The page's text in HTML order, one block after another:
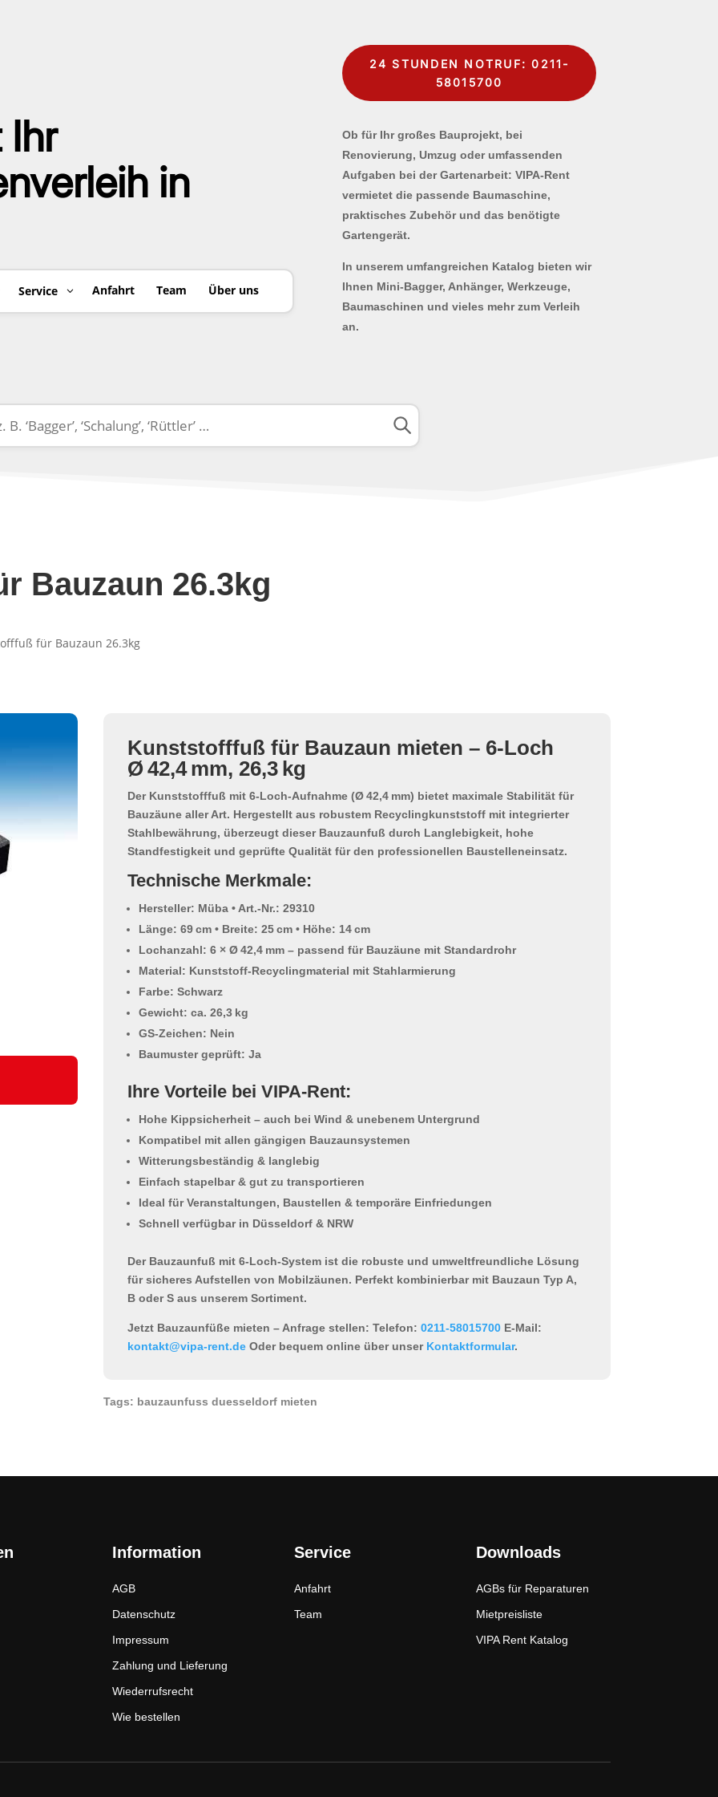
Ihr
in
Service Anfahrt Team Über uns
24 STUNDEN NOTRUF: 0211-
58015700
Ob für Ihr großes Bauprojekt, bei
Renovierung, Umzug oder umfassenden
Aufgaben bei der Gartenarbeit: VIPA-Rent
vermietet die passende Baumaschine,
praktisches Zubehör und das benötigte
Gartengerät.
In unserem umfangreichen Katalog bieten wir
Ihnen Mini-Bagger, Anhänger, Werkzeuge,
Baumaschinen und vieles mehr zum Verleih
an.
Bauzaun 26.3kg
für Bauzaun 26.3kg
Kunststofffuß für Bauzaun mieten – 6-Loch
Ø 42,4 mm, 26,3 kg
Der Kunststofffuß mit 6-Loch-Aufnahme (Ø 42,4 mm) bietet maximale Stabilität für
Bauzäune aller Art. Hergestellt aus robustem Recyclingkunststoff mit integrierter
Stahlbewährung, überzeugt dieser Bauzaunfuß durch Langlebigkeit, hohe
Standfestigkeit und geprüfte Qualität für den professionellen Baustelleneinsatz.
Technische Merkmale:
Hersteller: Müba • Art.-Nr.: 29310
Länge: 69 cm • Breite: 25 cm • Höhe: 14 cm
Lochanzahl: 6 × Ø 42,4 mm – passend für Bauzäune mit Standardrohr
Material: Kunststoff-Recyclingmaterial mit Stahlarmierung
Farbe: Schwarz
Gewicht: ca. 26,3 kg
GS-Zeichen: Nein
Baumuster geprüft: Ja
Ihre Vorteile bei VIPA-Rent:
Hohe Kippsicherheit – auch bei Wind & unebenem Untergrund
Kompatibel mit allen gängigen Bauzaunsystemen
Witterungsbeständig & langlebig
Einfach stapelbar & gut zu transportieren
Ideal für Veranstaltungen, Baustellen & temporäre Einfriedungen
Schnell verfügbar in Düsseldorf & NRW
Der Bauzaunfuß mit 6-Loch-System ist die robuste und umweltfreundliche Lösung
für sicheres Aufstellen von Mobilzäunen. Perfekt kombinierbar mit Bauzaun Typ A,
B oder S aus unserem Sortiment.
Jetzt Bauzaunfüße mieten – Anfrage stellen: Telefon:0211-58015700 E-Mail:
kontakt@vipa-rent.de Oder bequem online über unser Kontaktformular.
Tags: bauzaunfuss duesseldorf mieten
Information
AGB
Datenschutz
Impressum
Zahlung und Lieferung
Wiederrufsrecht
Wie bestellen
Service
Anfahrt
Team
Downloads
AGBs für Reparaturen
Mietpreisliste
VIPA Rent Katalog